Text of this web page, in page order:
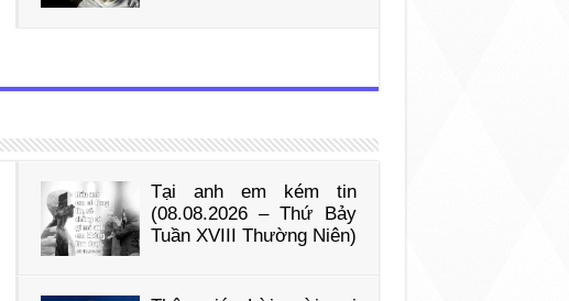
Tại anh em kém tin
(08.08.2026 – Thứ Bảy
Tuần XVIII Thường Niên)